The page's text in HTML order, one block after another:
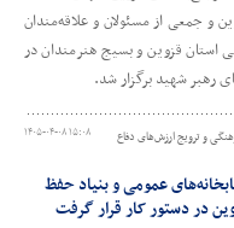
و جمعی از مسئولان و علاقه‌مندان
استان قزوین و بسیج هنرمندان در
رهبر شهید برگزار شد.
۱۴۰۵-۰۴-۰۸ ۱۵:۰۸
و ترویج ارزش‌های دفاع
عمومی و بنیاد حفظ
در دستور کار قرار گرفت